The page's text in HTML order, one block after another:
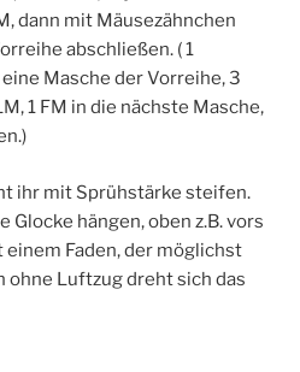
dann mit Mäusezähnchen
abschließen. ( 1
Masche der Vorreihe, 3
1 FM in die nächste Masche,
ihr mit Sprühstärke steifen.
Glocke hängen, oben z.B. vors
Faden, der möglichst
ohne Luftzug dreht sich das